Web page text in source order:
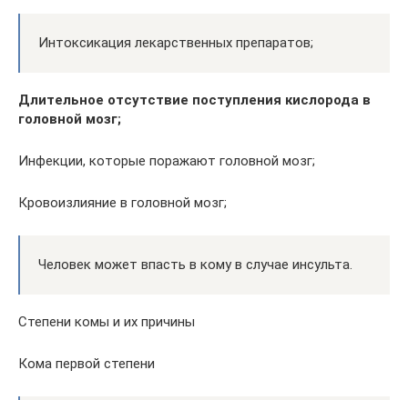
Интоксикация лекарственных препаратов;
Длительное отсутствие поступления кислорода в
головной мозг;
Инфекции, которые поражают головной мозг;
Кровоизлияние в головной мозг;
Человек может впасть в кому в случае инсульта.
Степени комы и их причины
Кома первой степени